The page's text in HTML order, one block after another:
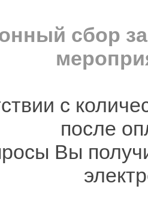
сбор
с
после
Вы